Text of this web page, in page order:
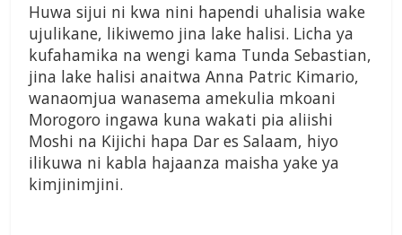
Huwa sijui ni kwa nini hapendi uhalisia wake
ujulikane, likiwemo jina lake halisi. Licha ya
kufahamika na wengi kama Tunda Sebastian,
jina lake halisi anaitwa Anna Patric Kimario,
wanaomjua wanasema amekulia mkoani
Morogoro ingawa kuna wakati pia aliishi
Moshi na Kijichi hapa Dar es Salaam, hiyo
ilikuwa ni kabla hajaanza maisha yake ya
kimjinimjini.